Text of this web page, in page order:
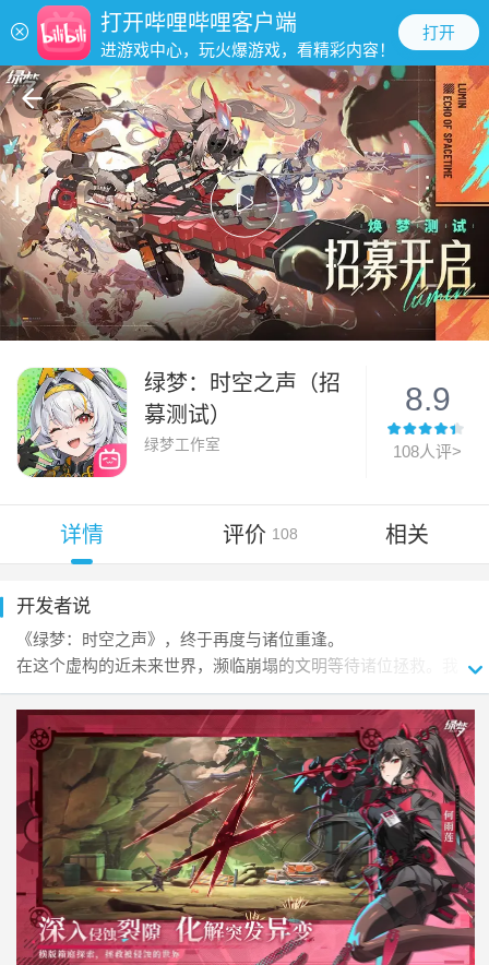
打开哔哩哔哩客户端
进游戏中心，玩火爆游戏，看精彩内容！
打开
绿梦：时空之声（招
募测试）
绿梦工作室
8.9
108人评>
详情 评价 108 相关
开发者说
《绿梦：时空之声》，终于再度与诸位重逢。
在这个虚构的近未来世界，濒临崩塌的文明等待诸位拯救。我
们将为您呈现风格多元的冒险故事 —— 穿梭于霓虹闪烁的都
市、荒芜的辐射废土与神秘的异界裂隙之间，在探寻历史真相
的旅途中结识盟友，于现实纷争的漩涡中力挽狂澜。
作为一款始终坚守横版动作冒险类型的游戏，《绿梦》将带来
经典与现代交融的战斗体验。您可通过精妙的横向走位与纵向
腾挪，在地面与空中战场间自由切换，同时配合队友的战术协
同，施展出酣畅淋漓的连招，征服各具特色的强大对手。
除了热血激昂的战斗，游戏还准备了层次丰富的横版关卡：从
轻量解谜到深度探索，从常规收集到 “硬核”的 隐藏内容，多样